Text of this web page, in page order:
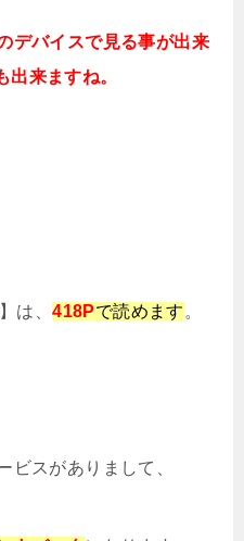
デバイスで見る事が出来
出来ますね。
】は、418Pで読めます 。
ビスがありまして、